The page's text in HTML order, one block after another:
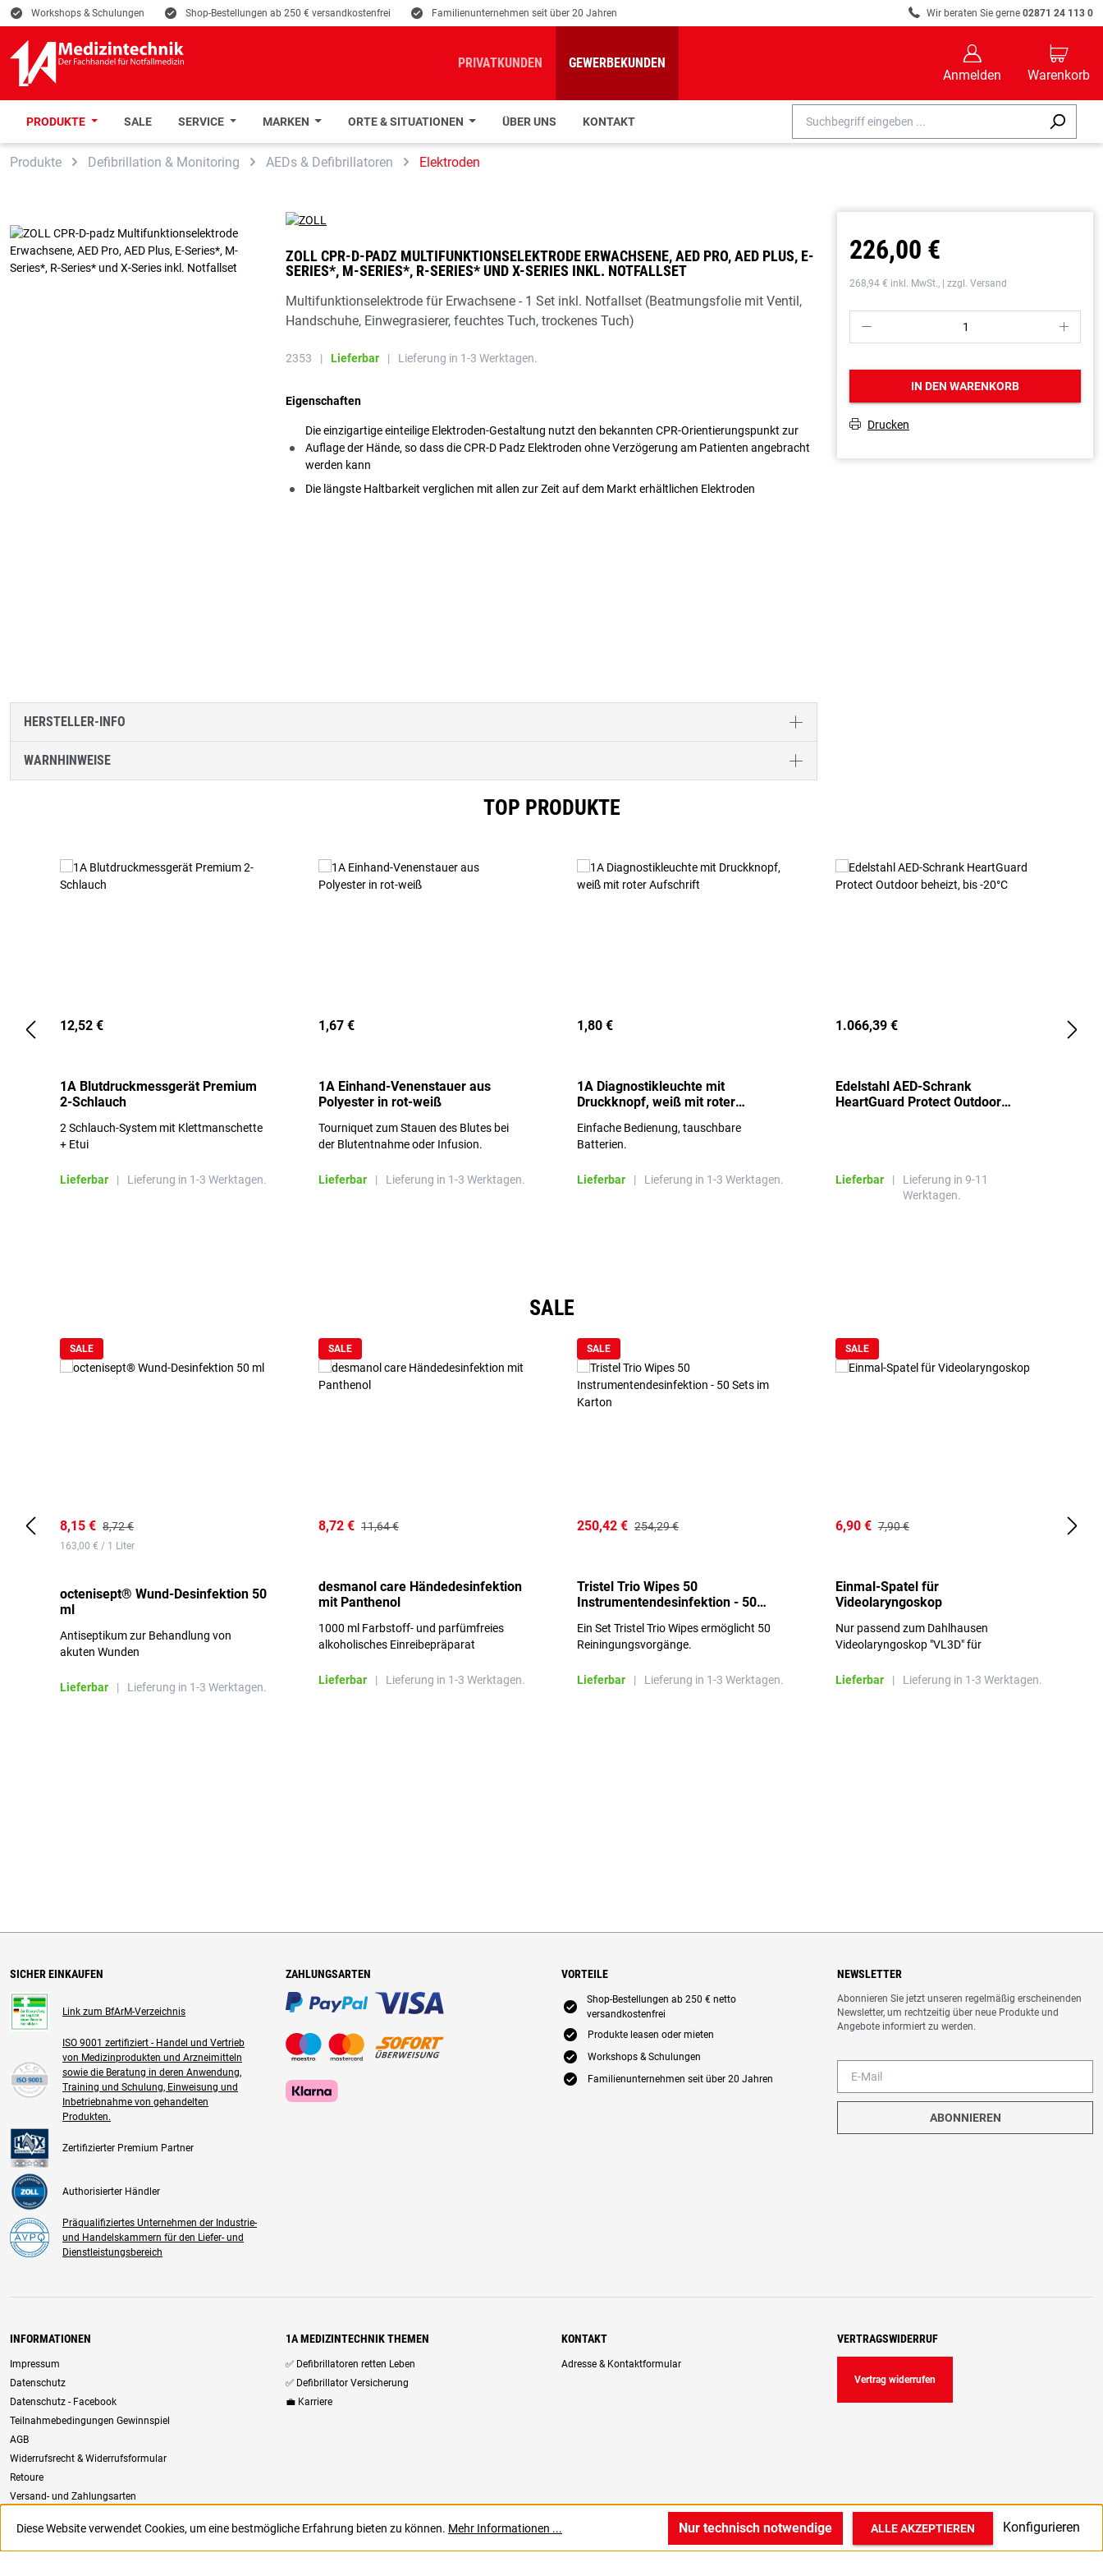
Zur Suche springen
Zur Hauptnavigation springen
E Workshops & Schulungen E Shop-Bestellungen ab 250 € versandkostenfrei E Familienunternehmen seit über 20 Jahren R Wir beraten Sie gerne 02871 24 113 0
PRIVATKUNDEN GEWERBEKUNDEN
B
Anmelden
C
Warenkorb
PRODUKTE SALE SERVICE MARKEN ORTE & SITUATIONEN ÜBER UNS KONTAKT
Produkte Defibrillation & Monitoring AEDs & Defibrillatoren Elektroden
ZOLL CPR-D-PADZ MULTIFUNKTIONSELEKTRODE ERWACHSENE, AED PRO, AED PLUS, E-
SERIES*, M-SERIES*, R-SERIES* UND X-SERIES INKL. NOTFALLSET
Multifunktionselektrode für Erwachsene - 1 Set inkl. Notfallset (Beatmungsfolie mit Ventil,
Handschuhe, Einwegrasierer, feuchtes Tuch, trockenes Tuch)
2353 | Lieferbar | Lieferung in 1-3 Werktagen.
Eigenschaften
Die einzigartige einteilige Elektroden-Gestaltung nutzt den bekannten CPR-Orientierungspunkt zur
Auflage der Hände, so dass die CPR-D Padz Elektroden ohne Verzögerung am Patienten angebracht
werden kann
Die längste Haltbarkeit verglichen mit allen zur Zeit auf dem Markt erhältlichen Elektroden
HERSTELLER-INFO
WARNHINWEISE
226,00 €
268,94 € inkl. MwSt., | zzgl. Versand
P S
IN DEN WARENKORB
T Drucken
TOP PRODUKTE
12,52 €
1A Blutdruckmessgerät Premium
2-Schlauch
2 Schlauch-System mit Klettmanschette
+ Etui
Lieferbar | Lieferung in 1-3 Werktagen.
1,67 €
1A Einhand-Venenstauer aus
Polyester in rot-weiß
Tourniquet zum Stauen des Blutes bei
der Blutentnahme oder Infusion.
Lieferbar | Lieferung in 1-3 Werktagen.
1,80 €
1A Diagnostikleuchte mit
Druckknopf, weiß mit roter
Einfache Bedienung, tauschbare
Batterien.
Lieferbar | Lieferung in 1-3 Werktagen.
1.066,39 €
Edelstahl AED-Schrank
HeartGuard Protect Outdoor
Lieferbar |
Lieferung in 9-11
Werktagen.
SALE
SALE
8,15 € 8,72 €
163,00 € / 1 Liter
octenisept® Wund-Desinfektion 50
ml
Antiseptikum zur Behandlung von
akuten Wunden
Lieferbar | Lieferung in 1-3 Werktagen.
SALE
8,72 € 11,64 €
desmanol care Händedesinfektion
mit Panthenol
1000 ml Farbstoff- und parfümfreies
alkoholisches Einreibepräparat
Lieferbar
| Lieferung in 1-3 Werktagen.
SALE
250,42 € 254,29 €
Tristel Trio Wipes 50
Instrumentendesinfektion - 50
Ein Set Tristel Trio Wipes ermöglicht 50
Reiningungsvorgänge.
Lieferbar | Lieferung in 1-3 Werktagen.
SALE
6,90 € 7,90 €
Einmal-Spatel für
Videolaryngoskop
Nur passend zum Dahlhausen
Videolaryngoskop "VL3D" für
Lieferbar
| Lieferung in 1-3 Werktagen.
SICHER EINKAUFEN
Link zum BfArM-Verzeichnis
ISO 9001 zertifiziert - Handel und Vertrieb
von Medizinprodukten und Arzneimitteln
sowie die Beratung in deren Anwendung,
Training und Schulung, Einweisung und
Inbetriebnahme von gehandelten
Produkten.
Zertifizierter Premium Partner
Authorisierter Händler
Präqualifiziertes Unternehmen der Industrie-
und Handelskammern für den Liefer- und
Dienstleistungsbereich
ZAHLUNGSARTEN VORTEILE
E
Shop-Bestellungen ab 250 € netto
versandkostenfrei
E Produkte leasen oder mieten
E Workshops & Schulungen
E Familienunternehmen seit über 20 Jahren
NEWSLETTER
Abonnieren Sie jetzt unseren regelmäßig erscheinenden
Newsletter, um rechtzeitig über neue Produkte und
Angebote informiert zu werden.
ABONNIEREN
INFORMATIONEN
Impressum
Datenschutz
Datenschutz - Facebook
Teilnahmebedingungen Gewinnspiel
AGB
Widerrufsrecht & Widerrufsformular
Retoure
Versand- und Zahlungsarten
1A MEDIZINTECHNIK THEMEN
✅ Defibrillatoren retten Leben
✅ Defibrillator Versicherung
💼 Karriere
KONTAKT
Adresse & Kontaktformular
VERTRAGSWIDERRUF
Vertrag widerrufen
Diese Website verwendet Cookies, um eine bestmögliche Erfahrung bieten zu können. Mehr Informationen ... Nur technisch notwendige Konfigurieren
ALLE AKZEPTIEREN